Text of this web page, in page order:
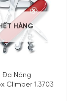
HÀNG
Đa Năng
Climber 1.3703